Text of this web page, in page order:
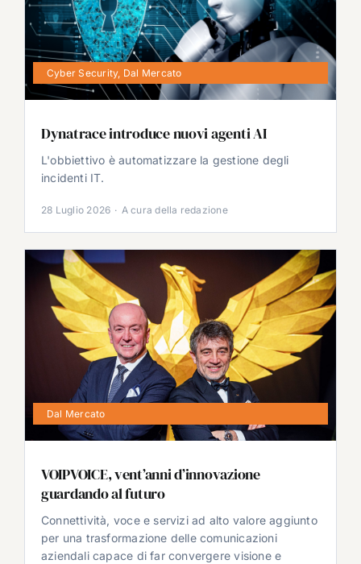
Cyber Security, Dal Mercato
Dynatrace introduce nuovi agenti AI
L'obbiettivo è automatizzare la gestione degli
incidenti IT.
28 Luglio 2026 · A cura della redazione
Dal Mercato
VOIPVOICE, vent’anni d’innovazione
guardando al futuro
Connettività, voce e servizi ad alto valore aggiunto
per una trasformazione delle comunicazioni
aziendali capace di far convergere visione e